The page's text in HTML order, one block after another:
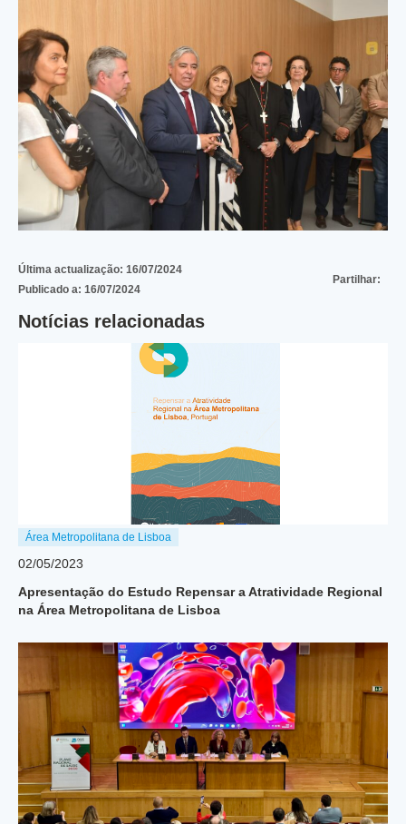
Última actualização: 16/07/2024
Publicado a: 16/07/2024
Partilhar:
Notícias relacionadas
Área Metropolitana de Lisboa
02/05/2023
Apresentação do Estudo Repensar a Atratividade Regional
na Área Metropolitana de Lisboa